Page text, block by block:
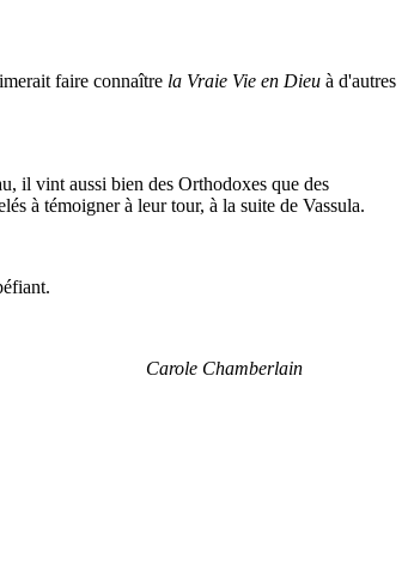
faire connaître la Vraie Vie en Dieu à d'autres
il vint aussi bien des Orthodoxes que des
à témoigner à leur tour, à la suite de Vassula.
Carole Chamberlain